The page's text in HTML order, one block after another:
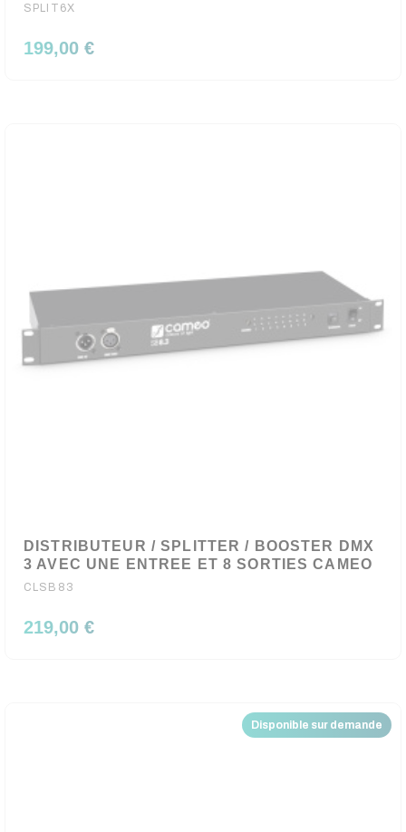
SPLIT6X
199,00 €
DISTRIBUTEUR / SPLITTER / BOOSTER DMX
3 AVEC UNE ENTREE ET 8 SORTIES CAMEO
CLSB83
219,00 €
Disponible sur demande